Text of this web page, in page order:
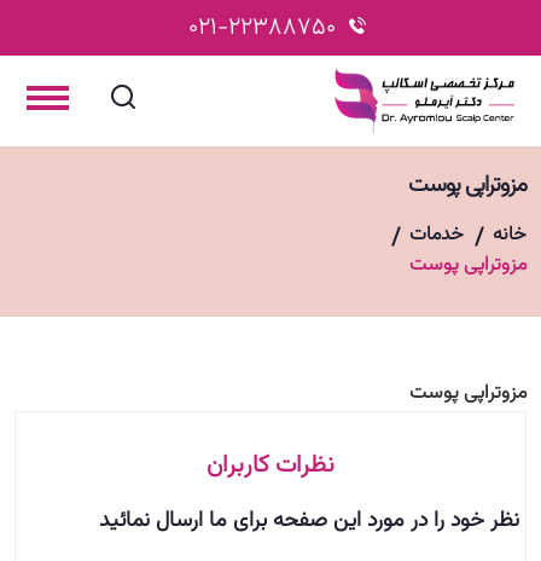
021-22388750
مزوتراپی پوست
خانه
خدمات
مزوتراپی پوست
مزوتراپی پوست
نظرات کاربران
نظر خود را در مورد این صفحه برای ما ارسال نمائید